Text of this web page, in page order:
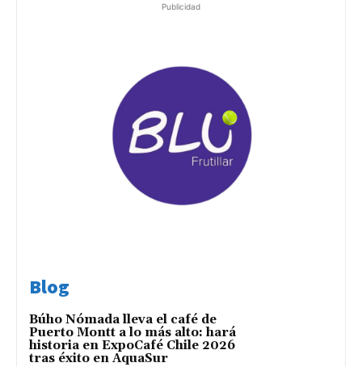
Publicidad
Blog
Búho Nómada lleva el café de
Puerto Montt a lo más alto: hará
historia en ExpoCafé Chile 2026
tras éxito en AquaSur